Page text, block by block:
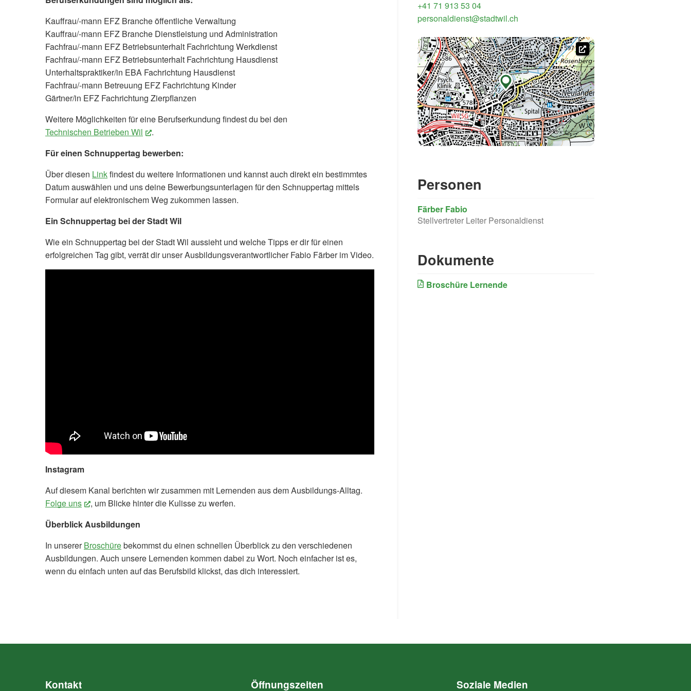
Kauffrau/-mann EFZ Branche öffentliche Verwaltung
Kauffrau/-mann EFZ Branche Dienstleistung und Administration
Fachfrau/-mann EFZ Betriebsunterhalt Fachrichtung Werkdienst
Fachfrau/-mann EFZ Betriebsunterhalt Fachrichtung Hausdienst
Unterhaltspraktiker/in EBA Fachrichtung Hausdienst
Fachfrau/-mann Betreuung EFZ Fachrichtung Kinder
Gärtner/in EFZ Fachrichtung Zierpflanzen
Weitere Möglichkeiten für eine Berufserkundung findest du bei den
Technischen Betrieben Wil
(External Link)
.
Für einen Schnuppertag bewerben:
Über diesen Linkfindest du weitere Informationen und kannst auch direkt ein bestimmtes
Datum auswählen und uns deine Bewerbungsunterlagen für den Schnuppertag mittels
Formular auf elektronischem Weg zukommen lassen.
Ein Schnuppertag bei der Stadt Wil
Wie ein Schnuppertag bei der Stadt Wil aussieht und welche Tipps er dir für einen
erfolgreichen Tag gibt, verrät dir unser Ausbildungsverantwortlicher Fabio Färber im Video.
Instagram
Auf diesem Kanal berichten wir zusammen mit Lernenden aus dem Ausbildungs-Alltag.
Folge uns
(External Link)
, um Blicke hinter die Kulisse zu werfen.
Überblick Ausbildungen
In unsererBroschürebekommst du einen schnellen Überblick zu den verschiedenen
Ausbildungen. Auch unsere Lernenden kommen dabei zu Wort. Noch einfacher ist es,
wenn du einfach unten auf das Berufsbild klickst, das dich interessiert.
+41 71 913 53 04
personaldienst@stadtwil.ch

Personen
Färber Fabio
Stellvertreter Leiter Personaldienst
Dokumente
Broschüre Lernende
Kontakt Öffnungszeiten Soziale Medien